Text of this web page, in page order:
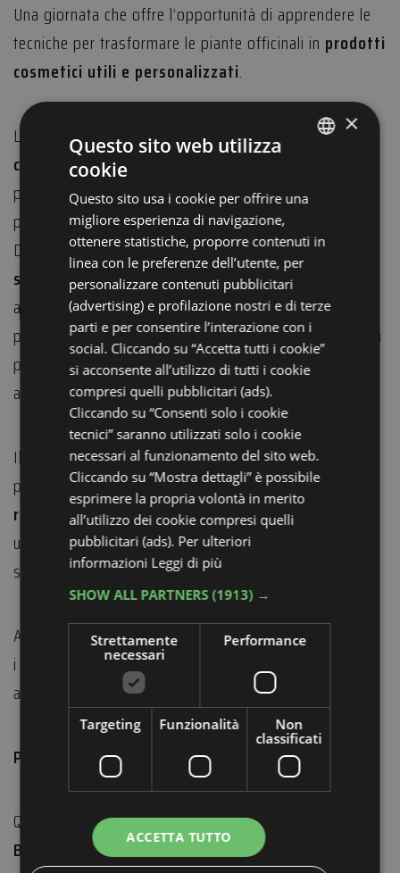
Una giornata che offre l’opportunità di apprendere le
tecniche per trasformare le piante officinali in prodotti
cosmetici utili e personalizzati.
La mattinata inizierà con una passeggiata tra le
coltivazioni del Giardino
piante officinali e scoprire le loro proprietà benefiche
per la cura del corpo.
Durante il percorso si imparerà ariconoscere le
specie più adatte agli usi cosmeticie si procederà
alla raccolta delle piante necessarie per le
preparazioni. Subito dopo si darà avvio alle prime fasi
pratiche, guidate da spiegazioni dettagliate e utili
approfondimenti.
Il pomeriggio sarà dedicato al completamento dei
procedimenti più lunghi, con un focus pratico sulla
realizzazione di cosmetici naturalicome creme,
unguenti e oli, utilizzando ingredienti naturali e
sostenibili.
Al termine del corso, ogni partecipante porterà a casa
i propri preparati, frutto di un’esperienza manuale e
autentica.
Pausa pranzo a carico dei partecipanti
Quota di partecipazione € 30
Biglietti online:compra ora
ENGLISH
FRENCH
×
Questo sito web utilizza
cookie
Questo sito usa i cookie per offrire una
migliore esperienza di navigazione,
ottenere statistiche, proporre contenuti in
linea con le preferenze dell’utente, per
personalizzare contenuti pubblicitari
(advertising) e profilazione nostri e di terze
parti e per consentire l’interazione con i
social. Cliccando su “Accetta tutti i cookie”
si acconsente all’utilizzo di tutti i cookie
compresi quelli pubblicitari (ads).
Cliccando su “Consenti solo i cookie
tecnici” saranno utilizzati solo i cookie
necessari al funzionamento del sito web.
Cliccando su “Mostra dettagli” è possibile
esprimere la propria volontà in merito
all’utilizzo dei cookie compresi quelli
pubblicitari (ads). Per ulteriori
informazioni Leggi di più
SHOW ALL PARTNERS (1913) →
Strettamente
necessari
Performance
Targeting Funzionalità
Non
classificati
ACCETTA TUTTO